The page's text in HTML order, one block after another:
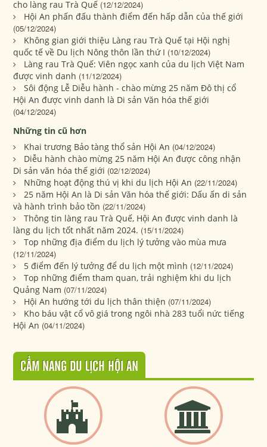
cho làng rau Trà Quế (12/12/2024)
Hội An phấn đấu thành điểm đến hấp dẫn của thế giới
(05/12/2024)
Không gian giới thiệu Làng rau Trà Quế tại Hội nghị
quốc tế về Du lịch Nông thôn lần thứ I (10/12/2024)
Làng rau Trà Quế: Viên ngọc xanh của du lịch Việt Nam
được vinh danh (11/12/2024)
Sôi động Lễ Diễu hành - chào mừng 25 năm Đô thị cổ
Hội An được vinh danh là Di sản Văn hóa thế giới
(04/12/2024)
Những tin cũ hơn
Khai trương Bảo tàng thổ sản Hội An (04/12/2024)
Diễu hành chào mừng 25 năm Hội An được công nhận
Di sản văn hóa thế giới (02/12/2024)
Những hoạt động thú vị khi du lịch Hội An (22/11/2024)
25 năm Hội An là Di sản Văn hóa thế giới: Dấu ấn di sản
và hành trình bảo tồn (22/11/2024)
Thông tin làng rau Trà Quế, Hội An được vinh danh là
làng du lịch tốt nhất năm 2024. (15/11/2024)
Top những địa điểm du lịch lý tưởng vào mùa mưa
(12/11/2024)
5 điểm đến lý tưởng để du lịch một mình (12/11/2024)
Top những điểm tham quan, trải nghiệm khi du lịch
Quảng Nam (07/11/2024)
Hội An hướng tới du lịch thân thiện (07/11/2024)
Kho báu vật cổ vô giá trong ngôi nhà 283 tuổi nức tiếng
Hội An (04/11/2024)
CẨM NANG DU LỊCH HỘI AN